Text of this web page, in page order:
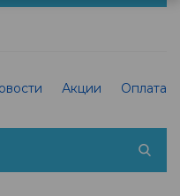
Акции Оплата